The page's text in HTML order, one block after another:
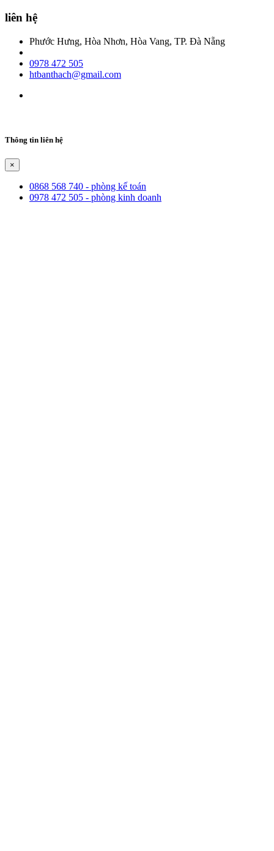
liên hệ
Phước Hưng, Hòa Nhơn, Hòa Vang, TP. Đà Nẵng
0978 472 505
htbanthach@gmail.com
Thông tin liên hệ
×
0868 568 740 - phòng kế toán
0978 472 505 - phòng kinh doanh